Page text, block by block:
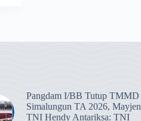
Pangdam I/BB Tutup TMMD
Simalungun TA 2026, Mayjen
TNI Hendy Antariksa: TNI